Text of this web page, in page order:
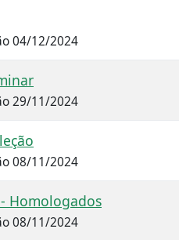
04/12/2024
29/11/2024
08/11/2024
Homologados
08/11/2024